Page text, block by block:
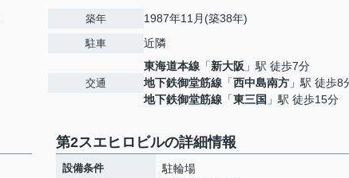
築年 1987年11月(築38年)
駐車 近隣
交通
東海道本線 「新大阪 」駅 徒歩7分
地下鉄御堂筋線 「西中島南方 」駅 徒歩8
地下鉄御堂筋線 「東三国 」駅 徒歩15分
第2スエヒロビルの詳細情報
設備条件
駐輪場